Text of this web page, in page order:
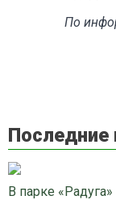
По
Последние
В парке